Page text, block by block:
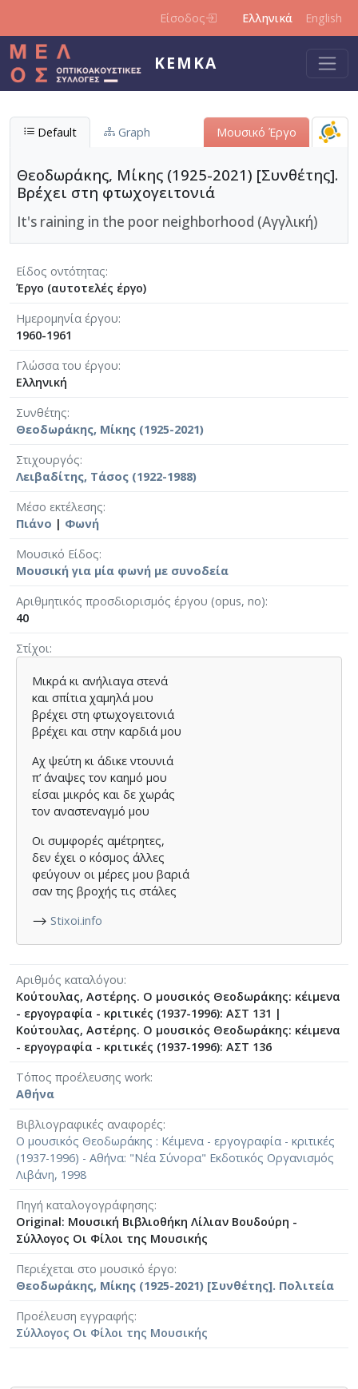
Είσοδος Ελληνικά English
ΚΕΜΚΑ
Default Graph Μουσικό Έργο
Θεοδωράκης, Μίκης (1925-2021) [Συνθέτης].
Βρέχει στη φτωχογειτονιά
It's raining in the poor neighborhood (Αγγλική)
Είδος οντότητας
Έργο (αυτοτελές έργο)
Ημερομηνία έργου
1960-1961
Γλώσσα του έργου
Ελληνική
Συνθέτης
Θεοδωράκης, Μίκης (1925-2021)
Στιχουργός
Λειβαδίτης, Τάσος (1922-1988)
Μέσο εκτέλεσης
Πιάνο | Φωνή
Μουσικό Είδος
Μουσική για μία φωνή με συνοδεία
Αριθμητικός προσδιορισμός έργου (opus, no)
40
Στίχοι
Μικρά κι ανήλιαγα στενά
και σπίτια χαμηλά μου
βρέχει στη φτωχογειτονιά
βρέχει και στην καρδιά μου
Αχ ψεύτη κι άδικε ντουνιά
π’ άναψες τον καημό μου
είσαι μικρός και δε χωράς
τον αναστεναγμό μου
Οι συμφορές αμέτρητες,
δεν έχει ο κόσμος άλλες
φεύγουν οι μέρες μου βαριά
σαν της βροχής τις στάλες
⟶ Stixoi.info
Αριθμός καταλόγου
Κούτουλας, Αστέρης. Ο μουσικός Θεοδωράκης: κέιμενα
- εργογραφία - κριτικές (1937-1996): ΑΣΤ 131 |
Κούτουλας, Αστέρης. Ο μουσικός Θεοδωράκης: κέιμενα
- εργογραφία - κριτικές (1937-1996): ΑΣΤ 136
Τόπος προέλευσης work
Αθήνα
Βιβλιογραφικές αναφορές
Ο μουσικός Θεοδωράκης : Κέιμενα - εργογραφία - κριτικές
(1937-1996) - Αθήνα: "Νέα Σύνορα" Εκδοτικός Οργανισμός
Λιβάνη, 1998
Πηγή καταλογογράφησης
Original: Μουσική Βιβλιοθήκη Λίλιαν Βουδούρη -
Σύλλογος Οι Φίλοι της Μουσικής
Περιέχεται στο μουσικό έργο
Θεοδωράκης, Μίκης (1925-2021) [Συνθέτης]. Πολιτεία
Προέλευση εγγραφής
Σύλλογος Οι Φίλοι της Μουσικής